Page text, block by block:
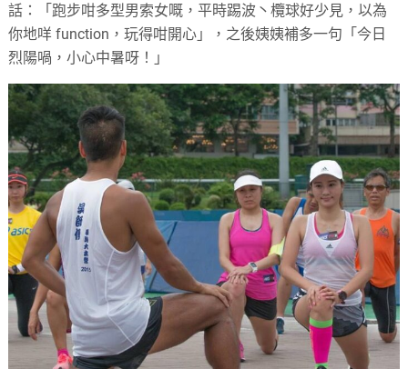
話：「跑步咁多型男索女嘅，平時踢波丶欖球好少見，以為
你地咩 function，玩得咁開心」，之後姨姨補多一句「今日
烈陽喎，小心中暑呀！」